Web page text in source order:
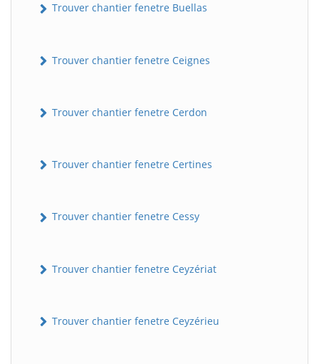
Trouver chantier fenetre Buellas
Trouver chantier fenetre Ceignes
Trouver chantier fenetre Cerdon
Trouver chantier fenetre Certines
Trouver chantier fenetre Cessy
Trouver chantier fenetre Ceyzériat
Trouver chantier fenetre Ceyzérieu